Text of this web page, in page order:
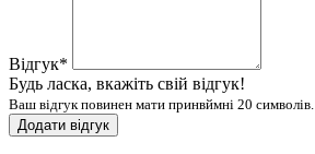
Відгук*
Будь ласка, вкажіть свій відгук!
Ваш відгук повинен мати принвймні 20 символів.
Додати відгук